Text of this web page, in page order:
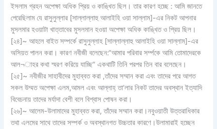
ইসলাম গ্রহন অপেক্ষা অধিক প্রিয় ও কাঙ্খিত ছিল। তার কারণ হচ্ছে : আমি জানতে
পেরেছিলাম যে রাসুলুল্লার [সাল্লাল্লাহু আলাইহি ওয়া সাল্লাম]-এর নিকট আপনার
মুসলমার হওয়াটা খাত্তাবের মুসলমান হওয়া অপেক্ষা অধিক কাঙ্খিত ও প্রিয় ছিল।
[২৪]~ আহলে বাইত সম্পর্কে রাসুলুল্লাহ [সাল্লাল্লাহু আলাইহি ওয়া সাল্লাম]-এর
অসিয়ত পালন করা। কারণ নবীজী বলেছেন:“আমার পরিবার সর্ম্পকে আমি তোমাদেরকে
আল¬াহর কথা স্মরণ করিয়ে যাচ্ছি” একথাটি তিনি পরপর তিন বার বলেছেন।
[২৫]~ নবীজীর সাহাবীদের মুহাব্বত করা ,তাঁদের সম্মান করা এবং তাদের পরে আগত
সকল উম্মত অপেক্ষা এলম,আমল এবং আল্লাহ্‌ তা’লার নিকট তাদের অবস্থান ইত্যাদি
বিবেচনায় তাদের মর্যাদা বেশী বলে বিশ্বাস পোষন করা।
[২৬]~ আলেম-উলামাদের মুহাব্বত করা, তাঁদের সম্মান করা।নবুওয়াতী উত্তরাধিকার
তথা এলমের সাথে তাদের সম্পর্ক ও অবস্থানগত উচ্চতার কারণে।উলামারাই হচ্ছেন